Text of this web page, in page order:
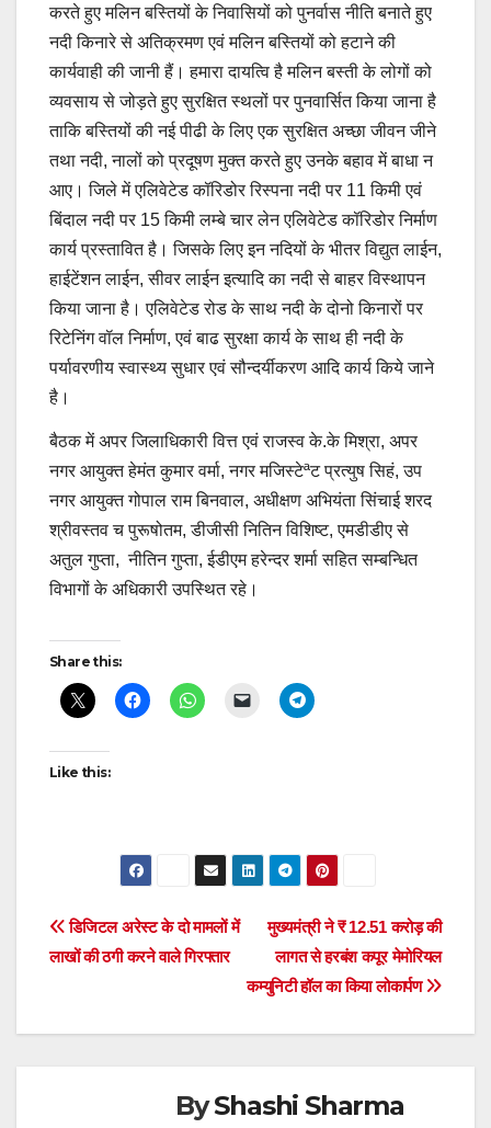
करते हुए मलिन बस्तियों के निवासियों को पुनर्वास नीति बनाते हुए
नदी किनारे से अतिक्रमण एवं मलिन बस्तियों को हटाने की
कार्यवाही की जानी हैं। हमारा दायत्वि है मलिन बस्ती के लोगों को
व्यवसाय से जोड़ते हुए सुरक्षित स्थलों पर पुनवार्सित किया जाना है
ताकि बस्तियों की नई पीढी के लिए एक सुरक्षित अच्छा जीवन जीने
तथा नदी, नालों को प्रदूषण मुक्त करते हुए उनके बहाव में बाधा न
आए। जिले में एलिवेटेड कॉरिडोर रिस्पना नदी पर 11 किमी एवं
बिंदाल नदी पर 15 किमी लम्बे चार लेन एलिवेटेड कॉरिडोर निर्माण
कार्य प्रस्तावित है। जिसके लिए इन नदियों के भीतर विद्युत लाईन,
हाईटेंशन लाईन, सीवर लाईन इत्यादि का नदी से बाहर विस्थापन
किया जाना है। एलिवेटेड रोड के साथ नदी के दोनो किनारों पर
रिटेनिंग वॉल निर्माण, एवं बाढ सुरक्षा कार्य के साथ ही नदी के
पर्यावरणीय स्वास्थ्य सुधार एवं सौन्दर्यीकरण आदि कार्य किये जाने
है।
बैठक में अपर जिलाधिकारी वित्त एवं राजस्व के.के मिश्रा, अपर
नगर आयुक्त हेमंत कुमार वर्मा, नगर मजिस्टेªट प्रत्युष सिहं, उप
नगर आयुक्त गोपाल राम बिनवाल, अधीक्षण अभियंता सिंचाई शरद
श्रीवस्तव च पुरूषोतम, डीजीसी नितिन विशिष्ट, एमडीडीए से
अतुल गुप्ता, नीतिन गुप्ता, ईडीएम हरेन्दर शर्मा सहित सम्बन्धित
विभागों के अधिकारी उपस्थित रहे।
Continue
Reading
Share this:
Like this:
Post
navigation
मुख्यमंत्री ने ₹ 12.51 करोड़ की
लागत से हरबंश कपूर मेमोरियल
कम्युनिटी हॉल का किया लोकार्पण
डिजिटल अरेस्ट के दो मामलों में
लाखों की ठगी करने वाले गिरफ्तार
ByShashi Sharma